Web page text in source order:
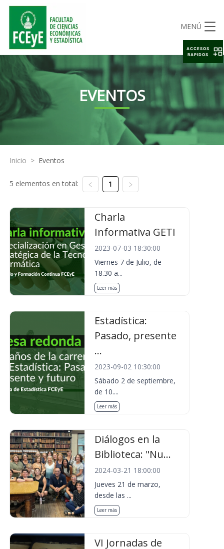
MENÚ
EVENTOS
Inicio > Eventos
5 elementos en total: 1
Charla
Informativa GETI
2023-07-03 18:30:00
Viernes 7 de Julio, de
18.30 a...
Leer más
Estadística:
Pasado, presente
...
2023-09-02 10:30:00
Sábado 2 de septiembre,
de 10....
Leer más
Diálogos en la
Biblioteca: "Nu...
2024-03-21 18:00:00
Jueves 21 de marzo,
desde las ...
Leer más
VI Jornadas de
ACCESOS
RAPIDOS